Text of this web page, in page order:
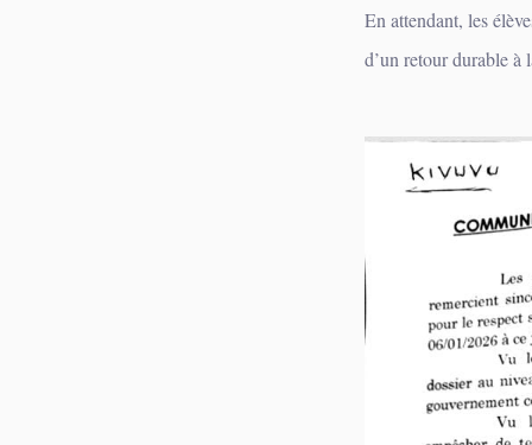
En attendant, les
d’un retour durable à